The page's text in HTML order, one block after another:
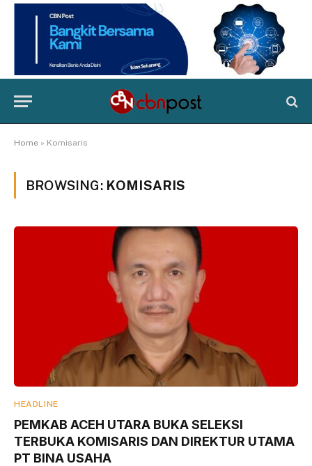
Home » Komisaris
BROWSING: KOMISARIS
HEADLINE
PEMKAB ACEH UTARA BUKA SELEKSI
TERBUKA KOMISARIS DAN DIREKTUR UTAMA
PT BINA USAHA